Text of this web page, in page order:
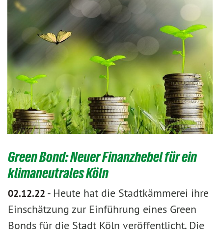
Green Bond: Neuer Finanzhebel für ein
klimaneutrales Köln
02.12.22 - Heute hat die Stadtkämmerei ihre
Einschätzung zur Einführung eines Green
Bonds für die Stadt Köln veröffentlicht. Die